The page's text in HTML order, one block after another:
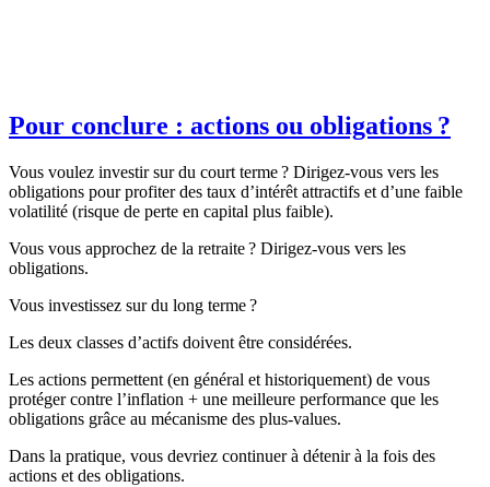
Pour conclure : actions ou obligations ?
Vous voulez investir sur du court terme ? Dirigez-vous vers les
obligations pour profiter des taux d’intérêt attractifs et d’une faible
volatilité (risque de perte en capital plus faible).
Vous vous approchez de la retraite ? Dirigez-vous vers les
obligations.
Vous investissez sur du long terme ?
Les deux classes d’actifs doivent être considérées.
Les actions permettent (en général et historiquement) de vous
protéger contre l’inflation + une meilleure performance que les
obligations grâce au mécanisme des plus-values.
Dans la pratique, vous devriez continuer à détenir à la fois des
actions et des obligations.